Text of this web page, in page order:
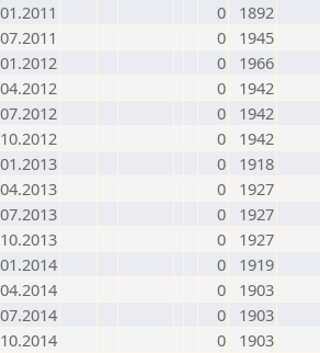
0
1892
0
1945
0
1966
0
1942
0
1942
0
1942
0
1918
0
1927
0
1927
0
1927
0
1919
0
1903
0
1903
0
1903